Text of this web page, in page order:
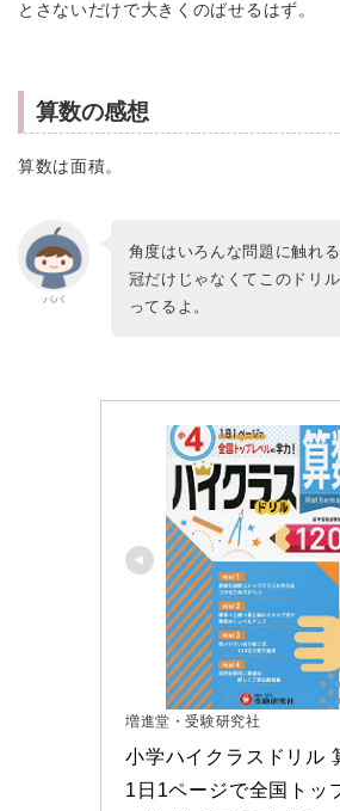
とさないだけで大きくのばせるはず。
算数の感想
算数は面積。
パパ
角度はいろんな問題に触れ
冠だけじゃなくてこのドリ
ってるよ。
増進堂・受験研究社
小学ハイクラスドリル
1日1ページで全国トッ